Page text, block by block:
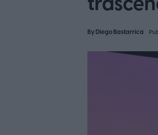
ByDiego Bastarrica